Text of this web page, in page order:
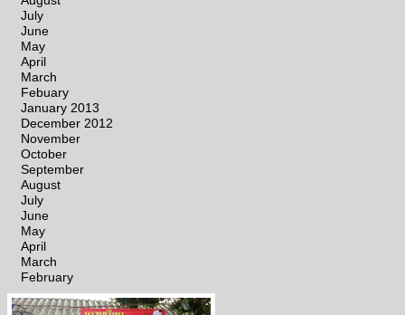
July
June
May
April
March
Febuary
January 2013
December 2012
November
October
September
August
July
June
May
April
March
February